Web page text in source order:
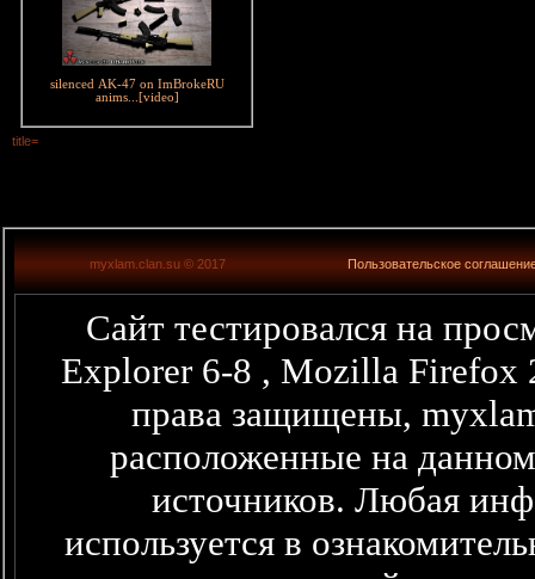
silenced AK-47 on ImBrokeRU
anims...[video]
title=
myxlam.clan.su © 2017 Пользовательское
Сайт тестировался на
Explorer 6-8 , Mozilla Firefox
права защищены,
расположенные на
источников. Любая информация представленная здесь,
используется в